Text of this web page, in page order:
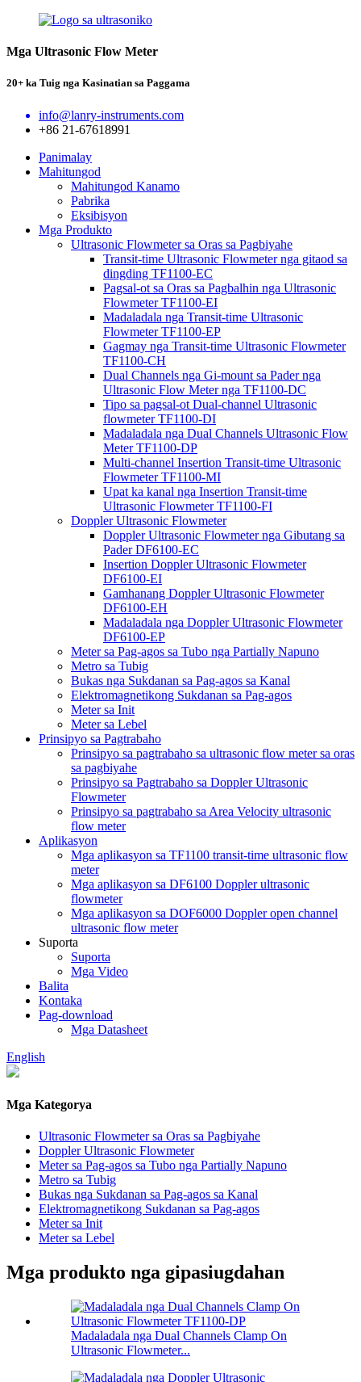
Mga Ultrasonic Flow Meter
20+ ka Tuig nga Kasinatian sa Paggama
info@lanry-instruments.com
+86 21-67618991
Panimalay
Mahitungod
Mahitungod Kanamo
Pabrika
Eksibisyon
Mga Produkto
Ultrasonic Flowmeter sa Oras sa Pagbiyahe
Transit-time Ultrasonic Flowmeter nga gitaod sa
dingding TF1100-EC
Pagsal-ot sa Oras sa Pagbalhin nga Ultrasonic
Flowmeter TF1100-EI
Madaladala nga Transit-time Ultrasonic
Flowmeter TF1100-EP
Gagmay nga Transit-time Ultrasonic Flowmeter
TF1100-CH
Dual Channels nga Gi-mount sa Pader nga
Ultrasonic Flow Meter nga TF1100-DC
Tipo sa pagsal-ot Dual-channel Ultrasonic
flowmeter TF1100-DI
Madaladala nga Dual Channels Ultrasonic Flow
Meter TF1100-DP
Multi-channel Insertion Transit-time Ultrasonic
Flowmeter TF1100-MI
Upat ka kanal nga Insertion Transit-time
Ultrasonic Flowmeter TF1100-FI
Doppler Ultrasonic Flowmeter
Doppler Ultrasonic Flowmeter nga Gibutang sa
Pader DF6100-EC
Insertion Doppler Ultrasonic Flowmeter
DF6100-EI
Gamhanang Doppler Ultrasonic Flowmeter
DF6100-EH
Madaladala nga Doppler Ultrasonic Flowmeter
DF6100-EP
Meter sa Pag-agos sa Tubo nga Partially Napuno
Metro sa Tubig
Bukas nga Sukdanan sa Pag-agos sa Kanal
Elektromagnetikong Sukdanan sa Pag-agos
Meter sa Init
Meter sa Lebel
Prinsipyo sa Pagtrabaho
Prinsipyo sa pagtrabaho sa ultrasonic flow meter sa oras
sa pagbiyahe
Prinsipyo sa Pagtrabaho sa Doppler Ultrasonic
Flowmeter
Prinsipyo sa pagtrabaho sa Area Velocity ultrasonic
flow meter
Aplikasyon
Mga aplikasyon sa TF1100 transit-time ultrasonic flow
meter
Mga aplikasyon sa DF6100 Doppler ultrasonic
flowmeter
Mga aplikasyon sa DOF6000 Doppler open channel
ultrasonic flow meter
Suporta
Suporta
Mga Video
Balita
Kontaka
Pag-download
Mga Datasheet
English
Mga Kategorya
Ultrasonic Flowmeter sa Oras sa Pagbiyahe
Doppler Ultrasonic Flowmeter
Meter sa Pag-agos sa Tubo nga Partially Napuno
Metro sa Tubig
Bukas nga Sukdanan sa Pag-agos sa Kanal
Elektromagnetikong Sukdanan sa Pag-agos
Meter sa Init
Meter sa Lebel
Mga produkto nga gipasiugdahan
Madaladala nga Dual Channels Clamp On
Ultrasonic Flowmeter...